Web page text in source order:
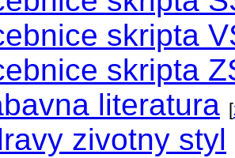
skripta
skripta
literatura [
zivotny styl